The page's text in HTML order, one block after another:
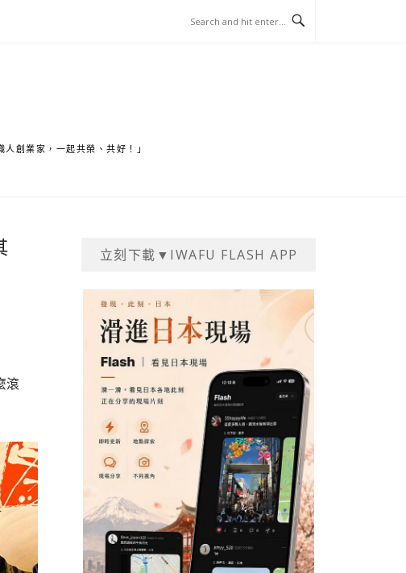
創業家，一起共榮、共好！」
滾
立刻下載▼IWAFU FLASH APP